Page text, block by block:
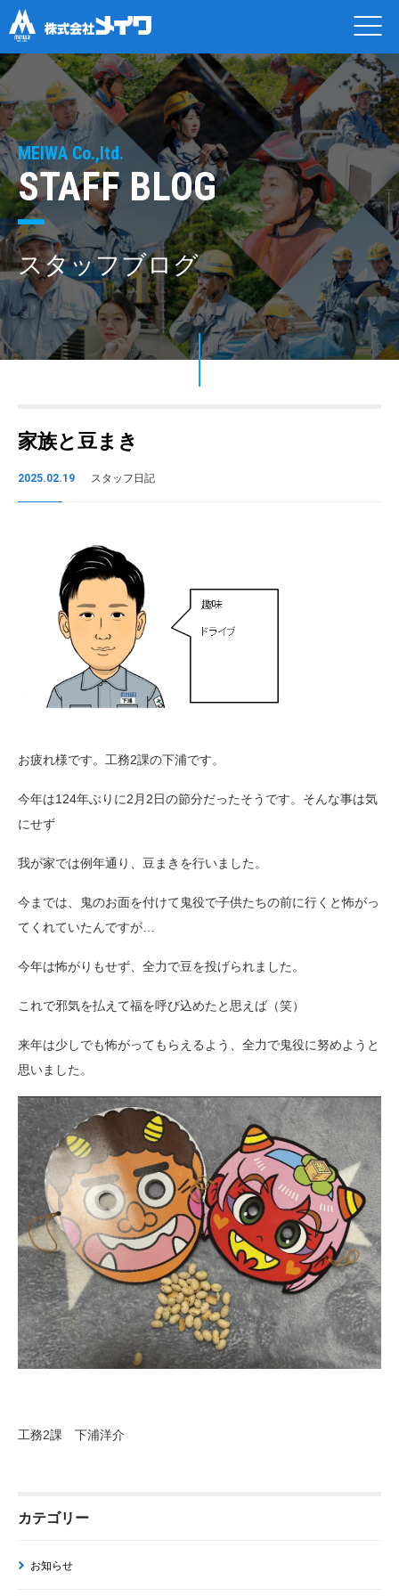
MEIWA Co.,ltd.
STAFF BLOG
スタッフブログ
家族と豆まき
2025.02.19 スタッフ日記
お疲れ様です。工務2課の下浦です。
今年は124年ぶりに2月2日の節分だったそうです。そんな事は気
にせず
我が家では例年通り、豆まきを行いました。
今までは、鬼のお面を付けて鬼役で子供たちの前に行くと怖がっ
てくれていたんですが…
今年は怖がりもせず、全力で豆を投げられました。
これで邪気を払えて福を呼び込めたと思えば（笑）
来年は少しでも怖がってもらえるよう、全力で鬼役に努めようと
思いました。
工務2課 下浦洋介
カテゴリー
お知らせ